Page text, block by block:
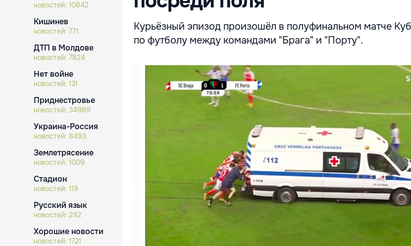
новостей: 10842
Кишинев
новостей: 771
ДТП в Молдове
новостей: 7824
Нет войне
новостей: 131
Приднестровье
новостей: 34989
Украина-Россия
новостей: 8493
Землетрясение
новостей: 1009
Стадион
новостей: 119
Русский язык
новостей: 292
Хорошие новости
новостей: 1721
Курьёзный эпизод произошёл в полуфинальном матче
по футболу между командами "Брага" и "Порту".